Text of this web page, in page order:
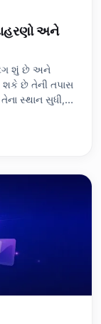
અને
શું છે અને
શકે છે તેની તપાસ
સ્થાન સુધી,
AR ના